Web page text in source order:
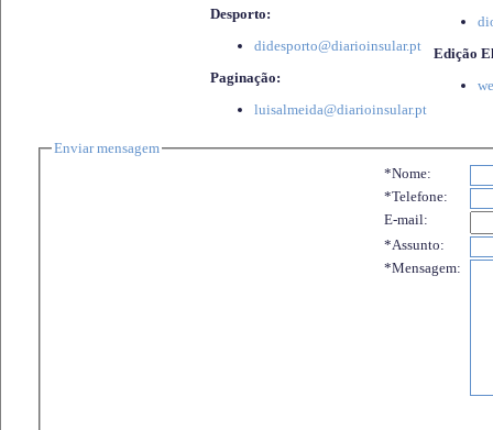
Desporto:
didesporto@diarioinsular.pt
Paginação:
luisalmeida@diarioinsular.pt
Edição
Enviar mensagem
*Nome:
*Telefone:
E-mail:
*Assunto:
*Mensagem: